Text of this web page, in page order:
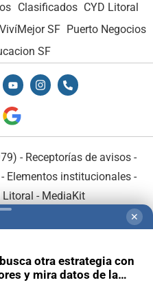
Clasificados CYD Litoral
VivíMejor SF Puerto Negocios
SF
- Receptorías de avisos -
- Elementos institucionales-
Litoral - MediaKit
✕
otra estrategia con
y mira datos de la